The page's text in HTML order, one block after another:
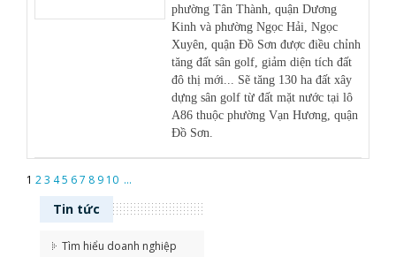
phường Tân Thành, quận Dương
Kinh và phường Ngọc Hải, Ngọc
Xuyên, quận Đồ Sơn được điều chỉnh
tăng đất sân golf, giảm diện tích đất
đô thị mới... Sẽ tăng 130 ha đất xây
dựng sân golf từ đất mặt nước tại lô
A86 thuộc phường Vạn Hương, quận
Đồ Sơn.
1 23 45 67 8 9 10 ...
Tin tức
Tìm hiểu doanh nghiệp